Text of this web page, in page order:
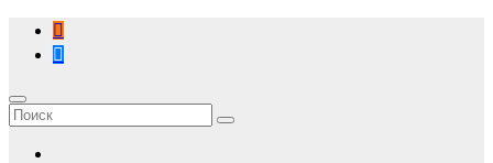
Перейти
содержимому